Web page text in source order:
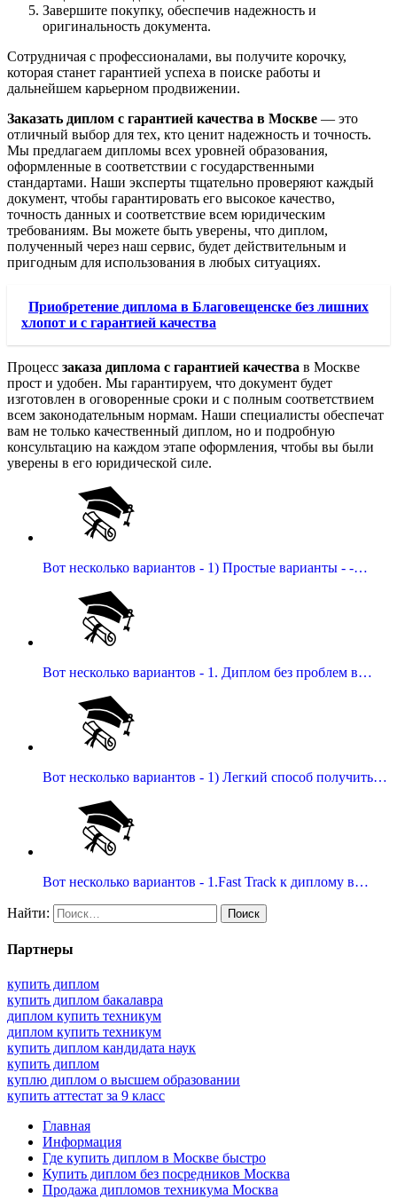
Завершите покупку, обеспечив надежность и
оригинальность документа.
Сотрудничая с профессионалами, вы получите корочку,
которая станет гарантией успеха в поиске работы и
дальнейшем карьерном продвижении.
Заказать диплом с гарантией качества в Москве — это
отличный выбор для тех, кто ценит надежность и точность.
Мы предлагаем дипломы всех уровней образования,
оформленные в соответствии с государственными
стандартами. Наши эксперты тщательно проверяют каждый
документ, чтобы гарантировать его высокое качество,
точность данных и соответствие всем юридическим
требованиям. Вы можете быть уверены, что диплом,
полученный через наш сервис, будет действительным и
пригодным для использования в любых ситуациях.
Приобретение диплома в Благовещенске без лишних
хлопот и с гарантией качества
Процесс заказа диплома с гарантией качества в Москве
прост и удобен. Мы гарантируем, что документ будет
изготовлен в оговоренные сроки и с полным соответствием
всем законодательным нормам. Наши специалисты обеспечат
вам не только качественный диплом, но и подробную
консультацию на каждом этапе оформления, чтобы вы были
уверены в его юридической силе.
Вот несколько вариантов - 1) Простые варианты - -…
Вот несколько вариантов - 1. Диплом без проблем в…
Вот несколько вариантов - 1) Легкий способ получить…
Вот несколько вариантов - 1.Fast Track к диплому в…
Найти:
Партнеры
купить диплом
купить диплом бакалавра
диплом купить техникум
диплом купить техникум
купить диплом кандидата наук
купить диплом
куплю диплом о высшем образовании
купить аттестат за 9 класс
Главная
Информация
Где купить диплом в Москве быстро
Купить диплом без посредников Москва
Продажа дипломов техникума Москва